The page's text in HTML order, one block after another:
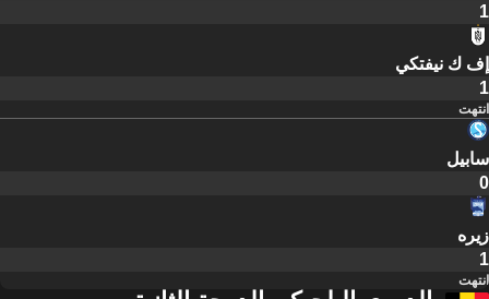
1
إف ك نيفتكي
1
انتهت
سابيل
0
زيره
1
انتهت